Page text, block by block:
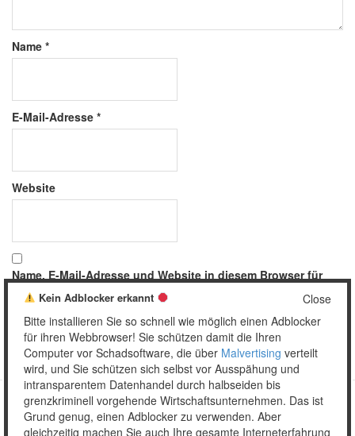
Name *
E-Mail-Adresse *
Website
Name, E-Mail-Adresse und Website in diesem Browser für
meinen nächsten Kommentar speichern.
Copyright © 2026 Unser täglich Spam.
Close
Kein Adblocker erkannt
Bitte installieren Sie so schnell wie möglich einen Adblocker
für ihren Webbrowser! Sie schützen damit die Ihren
Computer vor Schadsoftware, die über Malvertising verteilt
wird, und Sie schützen sich selbst vor Ausspähung und
intransparentem Datenhandel durch halbseiden bis
grenzkriminell vorgehende Wirtschaftsunternehmen. Das ist
Grund genug, einen Adblocker zu verwenden. Aber
gleichzeitig machen Sie auch Ihre gesamte Interneterfahrung